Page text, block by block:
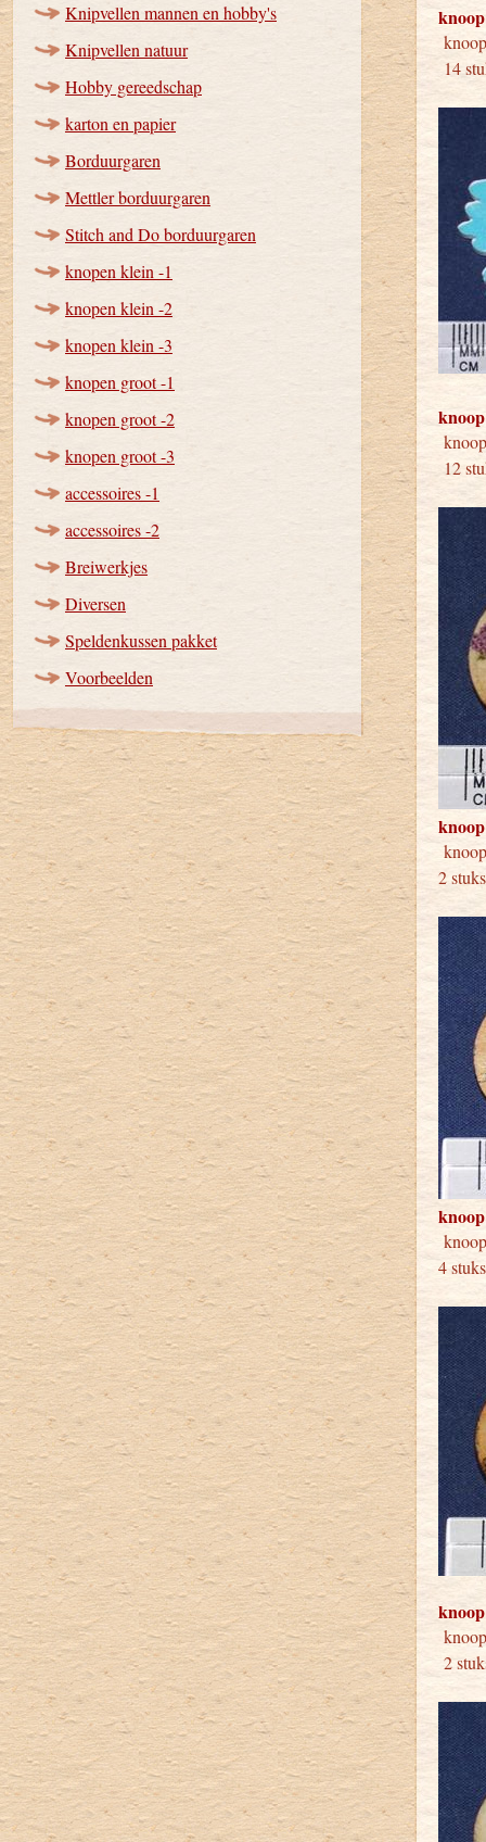
Knipvellen mannen en hobby's
Knipvellen natuur
Hobby gereedschap
karton en papier
Borduurgaren
Mettler borduurgaren
Stitch and Do borduurgaren
knopen klein -1
knopen klein -2
knopen klein -3
knopen groot -1
knopen groot -2
knopen groot -3
accessoires -1
accessoires -2
Breiwerkjes
Diversen
Speldenkussen pakket
Voorbeelden
14
12
2
4
2